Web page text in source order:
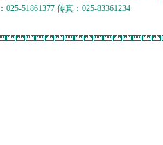
025-51861377 传真：025-83361234